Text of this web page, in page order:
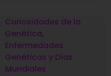
Curiosidades de la
Genética,
Enfermedades
Genéticas y Días
Mundiales